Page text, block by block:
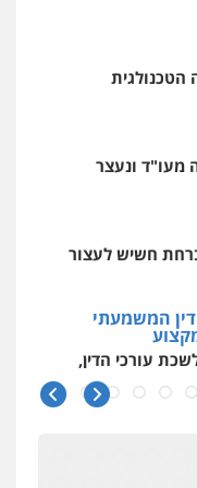
פלילי
סמים מעצרים
דין
צווארון לבן נזיקין
מקצועיים
מעו"ד ונעצר
חשיש לעצור
המשמעתי
עורכי הדין,